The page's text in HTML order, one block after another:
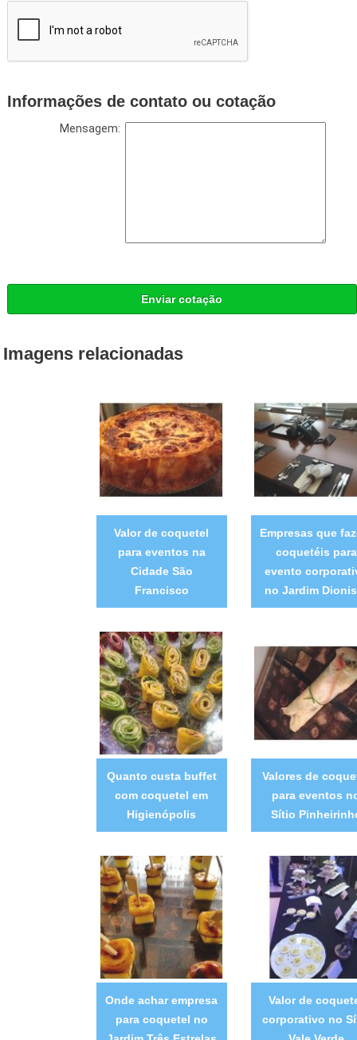
Informações de contato ou cotação
Mensagem:
Enviar cotação
Imagens relacionadas
Valor de coquetel
para eventos na
Cidade São
Francisco
Empresas que
coquetéis para
evento
no Jardim
Quanto custa buffet
com coquetel em
Higienópolis
Valores de
para eventos
Sítio
Onde achar empresa
para coquetel no
Valor de
corporativo no